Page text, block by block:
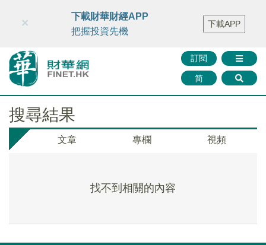
財華智庫網 FINTV FINMETA 財華證券 媒體矩陣
智庫沙龍
聯絡我們
訂閱
简
×
下載財華財經APP
把握投資先機
下載APP
搜尋結果
文章 專欄 視頻
找不到相關的內容